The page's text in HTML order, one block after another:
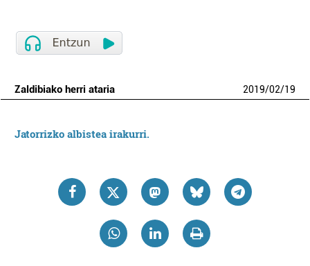
Zaldibiako herri ataria 2019/02/19
Jatorrizko albistea irakurri.